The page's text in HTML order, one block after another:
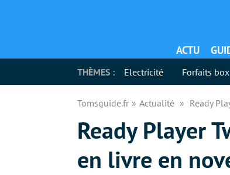
ACTU
THÈMES : Electricité Forfaits box
Tomsguide.fr Actualité Ready
Ready Player
en livre en